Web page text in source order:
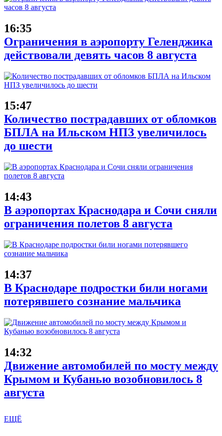
16:35
Ограничения в аэропорту Геленджика
действовали девять часов 8 августа
15:47
Количество пострадавших от обломков
БПЛА на Ильском НПЗ увеличилось
до шести
14:43
В аэропортах Краснодара и Сочи сняли
ограничения полетов 8 августа
14:37
В Краснодаре подростки били ногами
потерявшего сознание мальчика
14:32
Движение автомобилей по мосту между
Крымом и Кубанью возобновилось 8
августа
ЕЩЁ